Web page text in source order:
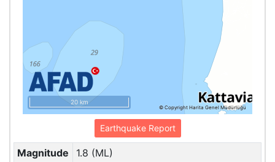
© Copyright Harita Genel Müdürlüğü
20 km
Earthquake Report
Magnitude
1.8 (ML)